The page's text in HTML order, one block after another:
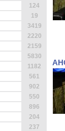
124
19
3419
2220
2159
5830
1182
561
902
550
896
204
237